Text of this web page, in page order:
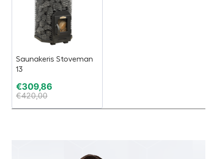
Saunakeris Stoveman
13
€309,86
€420,00